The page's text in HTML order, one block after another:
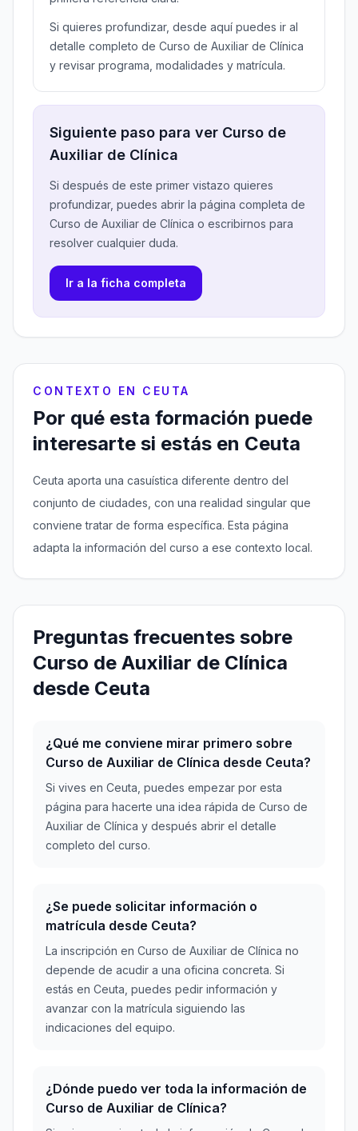
Si quieres profundizar, desde aquí puedes ir al
detalle completo de Curso de Auxiliar de Clínica
y revisar programa, modalidades y matrícula.
Siguiente paso para ver Curso de
Auxiliar de Clínica
Si después de este primer vistazo quieres
profundizar, puedes abrir la página completa de
Curso de Auxiliar de Clínica o escribirnos para
resolver cualquier duda.
Ir a la ficha completa
CONTEXTO EN CEUTA
Por qué esta formación puede
interesarte si estás en Ceuta
Ceuta aporta una casuística diferente dentro del
conjunto de ciudades, con una realidad singular que
conviene tratar de forma específica. Esta página
adapta la información del curso a ese contexto local.
Preguntas frecuentes sobre
Curso de Auxiliar de Clínica
desde Ceuta
¿Qué me conviene mirar primero sobre
Curso de Auxiliar de Clínica desde Ceuta?
Si vives en Ceuta, puedes empezar por esta
página para hacerte una idea rápida de Curso de
Auxiliar de Clínica y después abrir el detalle
completo del curso.
¿Se puede solicitar información o
matrícula desde Ceuta?
La inscripción en Curso de Auxiliar de Clínica no
depende de acudir a una oficina concreta. Si
estás en Ceuta, puedes pedir información y
avanzar con la matrícula siguiendo las
indicaciones del equipo.
¿Dónde puedo ver toda la información de
Curso de Auxiliar de Clínica?